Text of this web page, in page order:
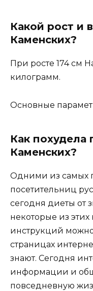
Какой рост и
Каменских?
При росте 174 см
килограмм.
Основные
Как похудела
Каменских?
Одними из самых
посетительниц
сегодня диеты от
некоторые из
инструкций
страницах
знают. Сегодня
информации и
повседневную